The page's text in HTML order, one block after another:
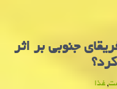
آفریقای جنوبی بر اثر
,غذا